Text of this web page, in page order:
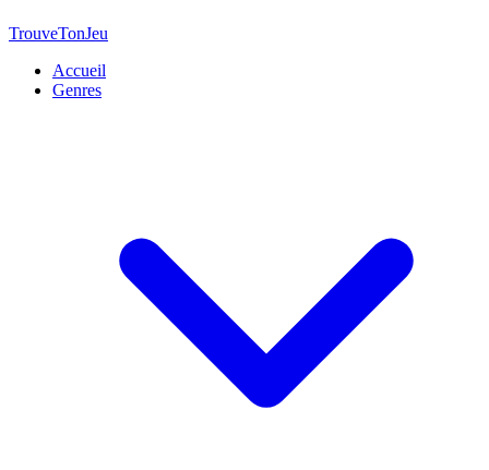
TrouveTonJeu
Accueil
Genres